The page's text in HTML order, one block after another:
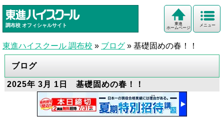
調布校 オフィシャルサイト メニュー
東進
ホームページ
東進ハイスクール 調布校 » ブログ » 基礎固めの春！！
ブログ
2025年 3月 1日 基礎固めの春！！